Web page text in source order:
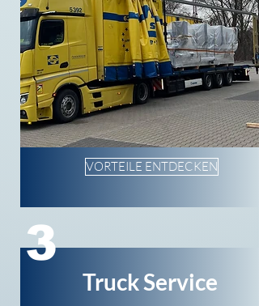
VORTEILE ENTDECKEN
Truck Service
3